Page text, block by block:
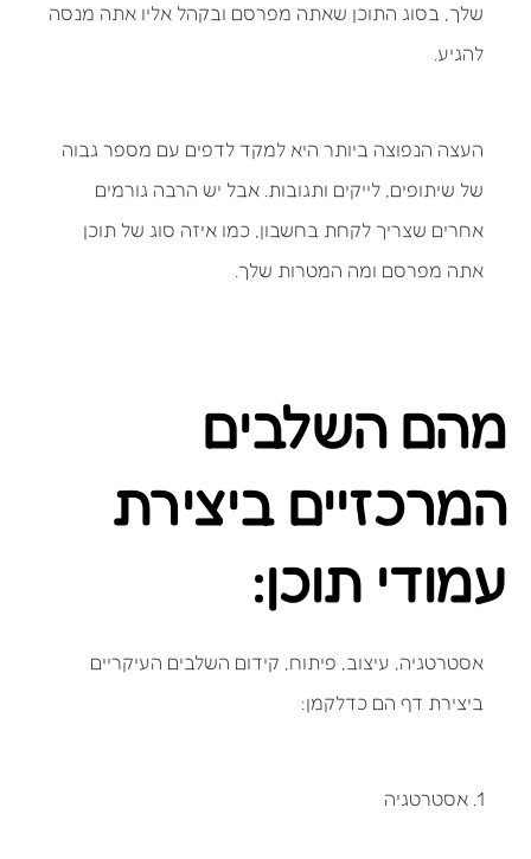
שלך, בסוג התוכן שאתה מפרסם ובקהל אליו אתה מנסה
להגיע.
העצה הנפוצה ביותר היא למקד לדפים עם מספר גבוה
של שיתופים, לייקים ותגובות. אבל יש הרבה גורמים
אחרים שצריך לקחת בחשבון, כמו איזה סוג של תוכן
אתה מפרסם ומה המטרות שלך.
מהם השלבים
המרכזיים ביצירת
עמודי תוכן:
אסטרטגיה, עיצוב, פיתוח, קידום השלבים העיקריים
ביצירת דף הם כדלקמן:
1. אסטרטגיה